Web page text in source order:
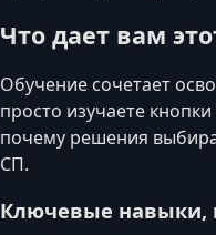
Что дает вам
Обучение сочетает
просто изучаете
почему решения
СП.
Ключевые навыки,